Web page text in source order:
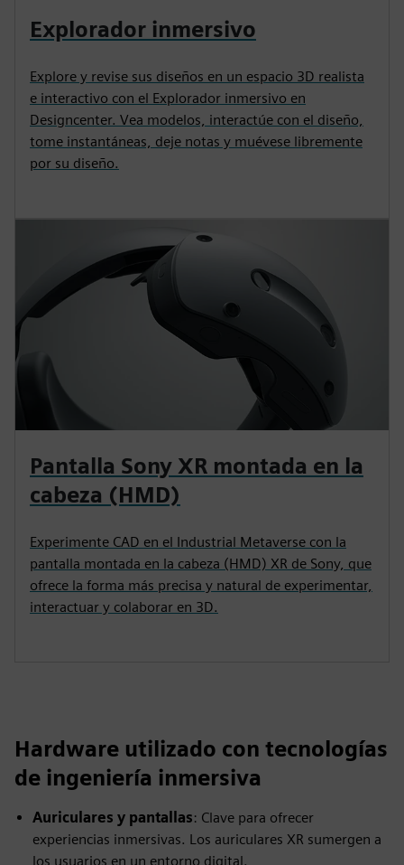
Explorador inmersivo
Explore y revise sus diseños en un espacio 3D realista
e interactivo con el Explorador inmersivo en
Designcenter. Vea modelos, interactúe con el diseño,
tome instantáneas, deje notas y muévese libremente
por su diseño.
Pantalla Sony XR montada en la
cabeza (HMD)
Experimente CAD en el Industrial Metaverse con la
pantalla montada en la cabeza (HMD) XR de Sony, que
ofrece la forma más precisa y natural de experimentar,
interactuar y colaborar en 3D.
Hardware utilizado con tecnologías
de ingeniería inmersiva
Auriculares y pantallas: Clave para ofrecer
experiencias inmersivas. Los auriculares XR sumergen a
los usuarios en un entorno digital.